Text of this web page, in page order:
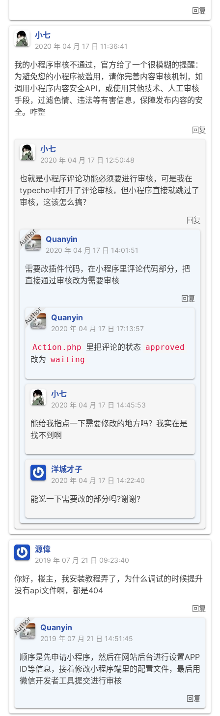
回复
小七
2020 年 04 月 17 日 11:36:41
我的小程序审核不通过，官方给了一个很模糊的提醒：
为避免您的小程序被滥用，请你完善内容审核机制，如
调用小程序内容安全API，或使用其他技术、人工审核
手段，过滤色情、违法等有害信息，保障发布内容的安
全。咋整
回复
小七
2020 年 04 月 17 日 12:50:48
也就是小程序评论功能必须要进行审核，可是我在
typecho中打开了评论审核，但小程序直接就跳过了
审核，这该怎么搞？
回复
Quanyin
Author
2020 年 04 月 17 日 14:01:51
需要改插件代码，在小程序里评论代码部分，把
直接通过审核改为需要审核
回复
Quanyin
Author
2020 年 04 月 17 日 17:13:57
Action.php 里把评论的状态 approved
改为 waiting
小七
2020 年 04 月 17 日 14:45:53
能给我指点一下需要修改的地方吗？我实在是
找不到啊
洋城才子
2020 年 04 月 17 日 14:22:40
能说一下需要改的部分吗?谢谢?
源偉
2019 年 07 月 21 日 09:23:40
你好，楼主，我安装教程弄了，为什么调试的时候提升
没有api文件啊，都是404
回复
Quanyin
Author
2019 年 07 月 21 日 14:51:45
顺序是先申请小程序，然后在网站后台进行设置APP
ID等信息，接着修改小程序端里的配置文件，最后用
微信开发者工具提交进行审核
回复